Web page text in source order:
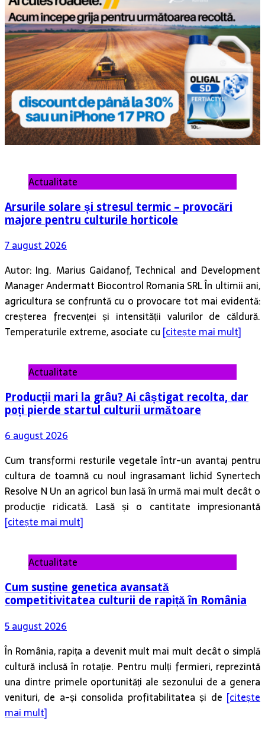
Actualitate
Arsurile solare și stresul termic – provocări
majore pentru culturile horticole
7 august 2026
Autor: Ing. Marius Gaidanof, Technical and Development
Manager Andermatt Biocontrol Romania SRL În ultimii ani,
agricultura se confruntă cu o provocare tot mai evidentă:
creșterea frecvenței și intensității valurilor de căldură.
Temperaturile extreme, asociate cu [citește mai mult]
Actualitate
Producții mari la grâu? Ai câștigat recolta, dar
poți pierde startul culturii următoare
6 august 2026
Cum transformi resturile vegetale într-un avantaj pentru
cultura de toamnă cu noul ingrasamant lichid Synertech
Resolve N Un an agricol bun lasă în urmă mai mult decât o
producție ridicată. Lasă și o cantitate impresionantă
[citește mai mult]
Actualitate
Cum susține genetica avansată
competitivitatea culturii de rapiță în România
5 august 2026
În România, rapița a devenit mult mai mult decât o simplă
cultură inclusă în rotație. Pentru mulți fermieri, reprezintă
una dintre primele oportunități ale sezonului de a genera
venituri, de a-și consolida profitabilitatea și de [citește
mai mult]